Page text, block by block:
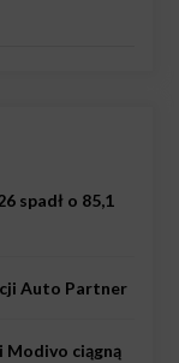
spadł o 85,1
Auto Partner
Modivo ciągną